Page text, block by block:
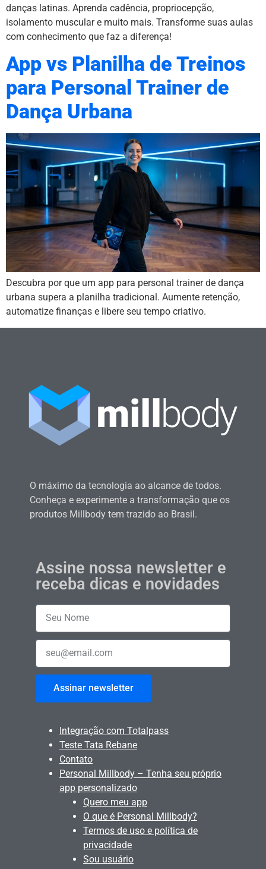
danças latinas. Aprenda cadência, propriocepção,
isolamento muscular e muito mais. Transforme suas aulas
com conhecimento que faz a diferença!
App vs Planilha de Treinos
para Personal Trainer de
Dança Urbana
Descubra por que um app para personal trainer de dança
urbana supera a planilha tradicional. Aumente retenção,
automatize finanças e libere seu tempo criativo.
O máximo da tecnologia ao alcance de todos.
Conheça e experimente a transformação que os
produtos Millbody tem trazido ao Brasil.
Assine nossa newsletter e
receba dicas e novidades
Assinar newsletter
Integração com Totalpass
Teste Tata Rebane
Contato
Personal Millbody – Tenha seu próprio
app personalizado
Quero meu app
O que é Personal Millbody?
Termos de uso e política de
privacidade
Sou usuário